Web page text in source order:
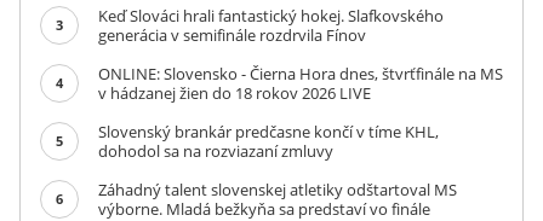
3
Keď Slováci hrali fantastický hokej. Slafkovského
generácia v semifinále rozdrvila Fínov
4
ONLINE: Slovensko - Čierna Hora dnes, štvrťfinále na MS
v hádzanej žien do 18 rokov 2026 LIVE
5
Slovenský brankár predčasne končí v tíme KHL,
dohodol sa na rozviazaní zmluvy
6
Záhadný talent slovenskej atletiky odštartoval MS
výborne. Mladá bežkyňa sa predstaví vo finále